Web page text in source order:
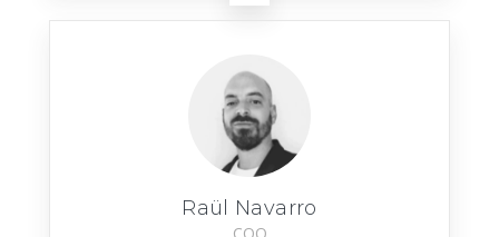
Raül Navarro